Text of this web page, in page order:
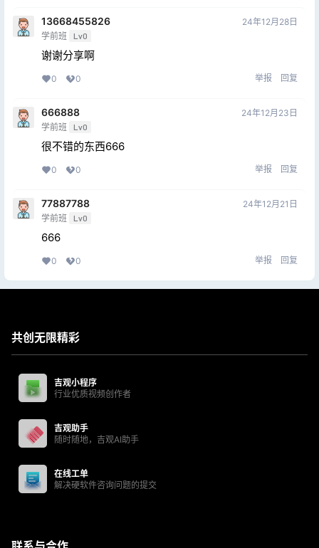
13668455826
学前班 Lv0
24年12月28日
谢谢分享啊
0 0 举报 回复
666888
学前班 Lv0
24年12月23日
很不错的东西666
0 0 举报 回复
77887788
学前班 Lv0
24年12月21日
666
0 0 举报 回复
共创无限精彩
吉观小程序
行业优质视频创作者
吉观助手
随时随地，吉观AI助手
在线工单
解决硬软件咨询问题的提交